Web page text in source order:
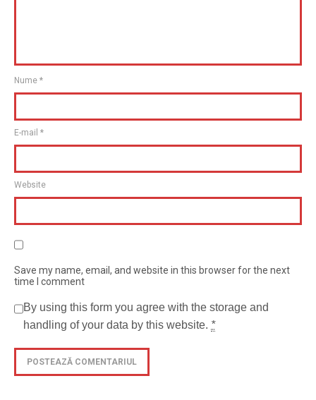
Nume *
E-mail *
Website
Save my name, email, and website in this browser for the next
time I comment
By using this form you agree with the storage and
handling of your data by this website. *